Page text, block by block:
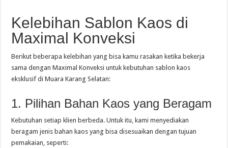
Kelebihan Sablon Kaos di
Maximal Konveksi
Berikut beberapa kelebihan yang bisa kamu rasakan ketika bekerja
sama dengan Maximal Konveksi untuk kebutuhan sablon kaos
eksklusif di Muara Karang Selatan:
1. Pilihan Bahan Kaos yang Beragam
Kebutuhan setiap klien berbeda. Untuk itu, kami menyediakan
beragam jenis bahan kaos yang bisa disesuaikan dengan tujuan
pemakaian, seperti: